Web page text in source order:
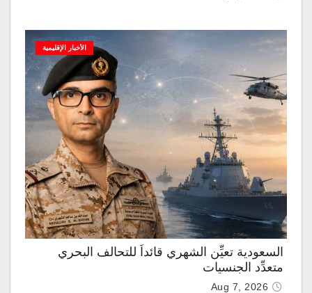
الأخبار الإقليمية
السعودية تعيِّن الشهري قائداً للتحالف البحري
متعدِّد الجنسيات
Aug 7, 2026